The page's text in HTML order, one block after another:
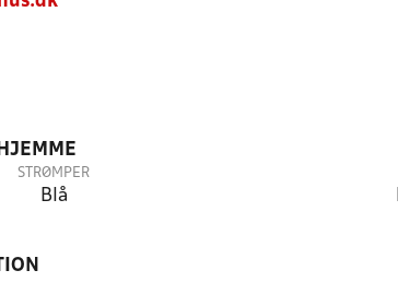
STRØMPER
Blå